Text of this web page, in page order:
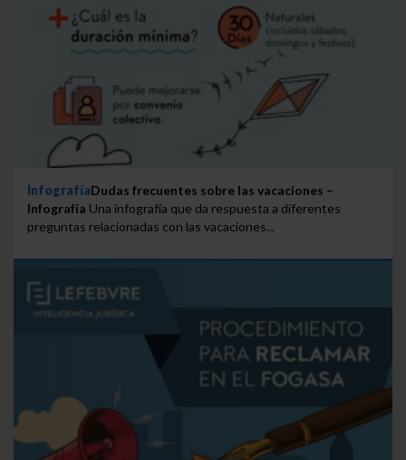
InfografíaDudas frecuentes sobre las vacaciones –
Infografía Una infografía que da respuesta a diferentes
preguntas relacionadas con las vacaciones...